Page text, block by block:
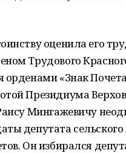
оценила его
Трудового
орденами «Знак
Президиума
Мингажевичу
депутата сельского
Он избирался